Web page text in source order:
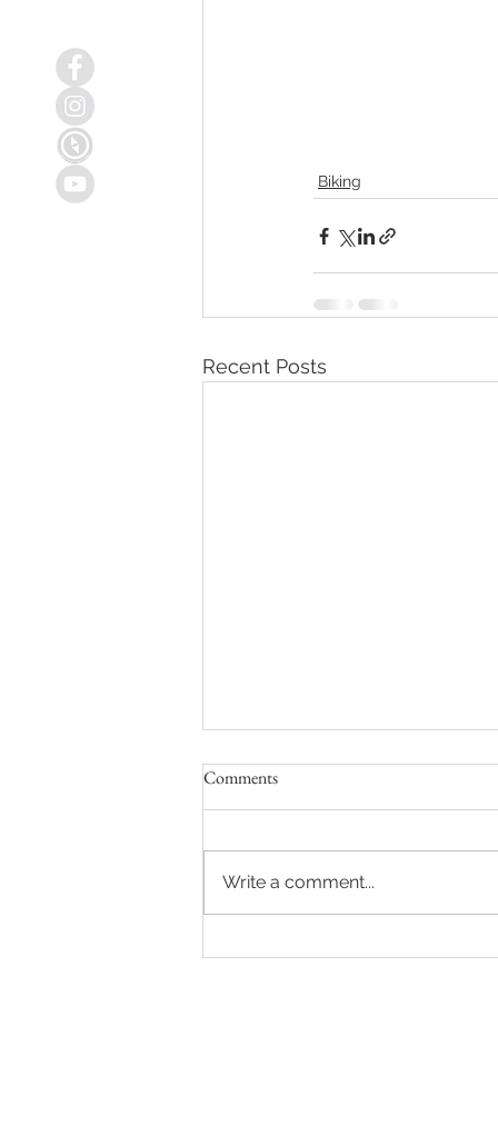
Biking
Recent Posts
Zomer in Oktober
Comments
Write a comment...